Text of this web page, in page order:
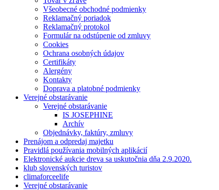
Všeobecné obchodné podmienky
Reklamačný poriadok
Reklamačný protokol
Formulár na odstúpenie od zmluvy
Cookies
Ochrana osobných údajov
Certifikáty
Alergény
Kontakty
Doprava a platobné podmienky
Verejné obstarávanie
Verejné obstarávanie
IS JOSEPHINE
Archív
Objednávky, faktúry, zmluvy
Prenájom a odpredaj majetku
Pravidlá používania mobilných aplikácií
Elektronické aukcie dreva sa uskutočnia dňa 2.9.2020.
klub slovenských turistov
climaforceelife
Verejné obstarávanie